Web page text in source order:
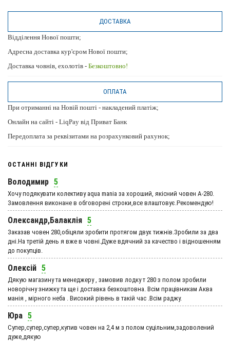
ДОСТАВКА
Відділення Нової пошти;
Адресна доставка кур'єром Нової пошти;
Доставка човнів, ехолотів - Безкоштовно!
ОПЛАТА
При отриманні на Новій пошті - накладений платіж;
Онлайн на сайті - LiqPay від Приват Банк
Передоплата за реквізитами на розрахунковий рахунок;
ОСТАННІ ВІДГУКИ
Володимир 5
Хочу подякувати колективу aqua mania за хороший, якісний човен А-280.
Замовлення виконане в обговорені строки,все влаштовує.Рекомендую!
Олександр,Балаклія 5
Заказав човен 280,обіцяли зробити протягом двух тижнів.Зробили за два
дні.На третій день я вже в човні.Дуже вдячний за качество і відношенням
до покупців.
Олексій 5
Дякую магазину та менеджеру , замовив лодку т 280 з полом зробили
новорічну знижку та ще і доставка безкоштовна. Всім працівникам Аква
манія , мірного неба . Високий рівень в такій час .Всім раджу.
Юра 5
Супер,супер,супер,купив човен на 2,4 м з полом суцільним,задоволений
дуже,дякую